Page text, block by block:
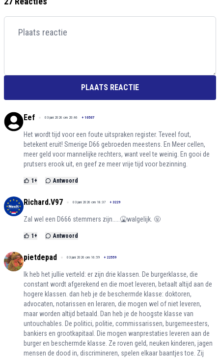
PLAATS REACTIE
Eef 03 juni 2026 om 20:46 + 10507
Het wordt tijd voor een foute uitspraken register. Teveel fout,
betekent eruit! Smerige D66 gebroeden meestens. En Meer cellen,
meer geld voor mannelijke rechters, want veel te weinig. En gooi de
prutsers erook uit, en geef ze meer vrije tijd voor bezinning.
1 + Antwoord
Richard.V97 03 juni 2026 om 18:37 + 3229
Zal wel een D666 stemmers zijn.....🤮walgelijk. 🤬
1 + Antwoord
pietdepad 03 juni 2026 om 16:59 + 22559
Ik heb het jullie verteld: er zijn drie klassen. De burgerklasse, die
constant wordt afgerekend en die moet leveren, betaalt altijd aan de
hogere klassen. dan heb je de beschermde klasse: doktoren,
advocaten, notarissen en leraren, die mogen wel of niet leveren,
maar worden altijd betaald. Dan heb je de hoogste klasse van
untouchables. De politici, politie, commissarissen, burgemeesters,
bankiers en grootkapitaal. Die mogen wanprestaties leveren aan de
burger en beschermde klasse. Ze roven geld, neuken kinderen, jagen
mensen de dood in, discrimineren, spelen elkaar baantjes toe. Zij